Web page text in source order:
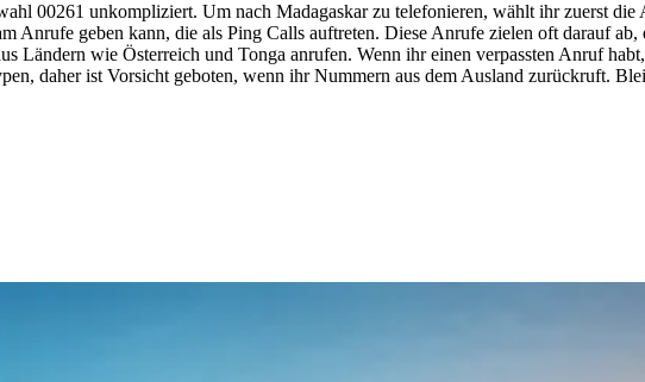
00261 unkompliziert. Um nach Madagaskar zu telefonieren, wählt ihr zuerst
Anrufe geben kann, die als Ping Calls auftreten. Diese Anrufe zielen oft darauf
Ländern wie Österreich und Tonga anrufen. Wenn ihr einen verpassten Anruf
daher ist Vorsicht geboten, wenn ihr Nummern aus dem Ausland zurückruft.